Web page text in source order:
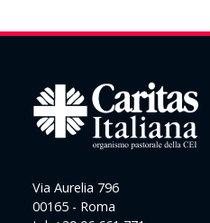
Via Aurelia 796
00165 - Roma